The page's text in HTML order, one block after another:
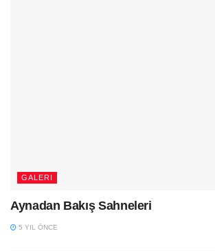
GALERI
Aynadan Bakış Sahneleri
5 YIL ÖNCE